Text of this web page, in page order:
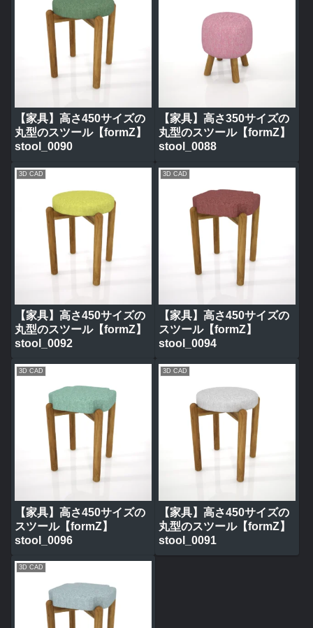
【家具】高さ450サイズの
丸型のスツール【formZ】
stool_0090
【家具】高さ350サイズの
丸型のスツール【formZ】
stool_0088
3D CAD
【家具】高さ450サイズの
丸型のスツール【formZ】
stool_0092
3D CAD
【家具】高さ450サイズの
スツール【formZ】
stool_0094
3D CAD
【家具】高さ450サイズの
スツール【formZ】
stool_0096
3D CAD
【家具】高さ450サイズの
丸型のスツール【formZ】
stool_0091
3D CAD